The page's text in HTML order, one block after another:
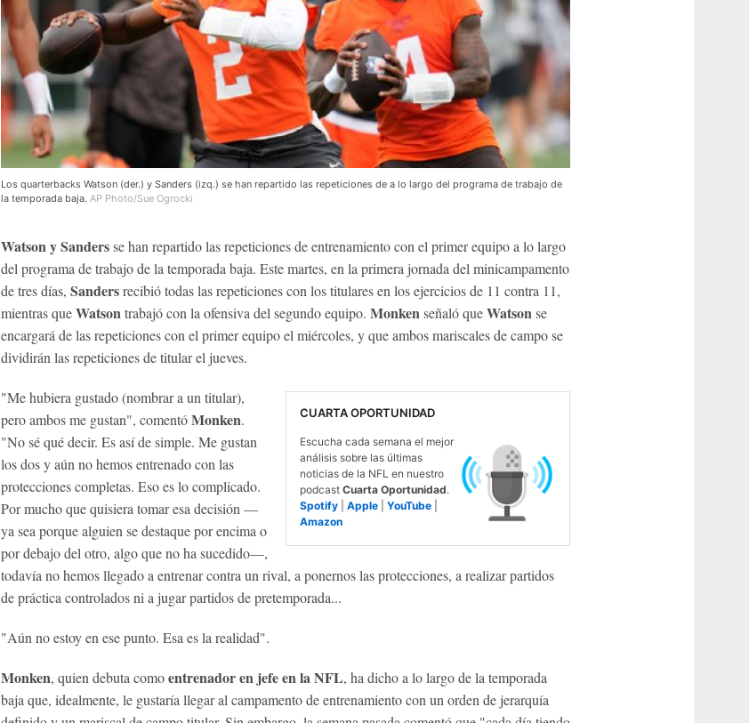
Los quarterbacks Watson (der.) y Sanders (izq.) se han repartido las repeticiones de a lo largo del programa de trabajo de
la temporada baja. AP Photo/Sue Ogrocki
Watson y Sandersse han repartido las repeticiones de entrenamiento con el primer equipo a lo largo
del programa de trabajo de la temporada baja. Este martes, en la primera jornada del minicampamento
de tres días, Sandersrecibió todas las repeticiones con los titulares en los ejercicios de 11 contra 11,
mientras queWatsontrabajó con la ofensiva del segundo equipo. Monkenseñaló queWatsonse
encargará de las repeticiones con el primer equipo el miércoles, y que ambos mariscales de campo se
dividirán las repeticiones de titular el jueves.
CUARTA OPORTUNIDAD
Escucha cada semana el mejor
análisis sobre las últimas
noticias de la NFL en nuestro
podcast Cuarta Oportunidad.
Spotify| Apple| YouTube|
Amazon
"Me hubiera gustado (nombrar a un titular),
pero ambos me gustan", comentóMonken.
"No sé qué decir. Es así de simple. Me gustan
los dos y aún no hemos entrenado con las
protecciones completas. Eso es lo complicado.
Por mucho que quisiera tomar esa decisión —
ya sea porque alguien se destaque por encima o
por debajo del otro, algo que no ha sucedido—,
todavía no hemos llegado a entrenar contra un rival, a ponernos las protecciones, a realizar partidos
de práctica controlados ni a jugar partidos de pretemporada...
"Aún no estoy en ese punto. Esa es la realidad".
Monken, quien debuta comoentrenador en jefe en la NFL, ha dicho a lo largo de la temporada
baja que, idealmente, le gustaría llegar al campamento de entrenamiento con un orden de jerarquía